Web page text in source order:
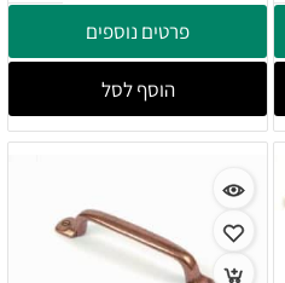
פרטים נוספים
הוסף לסל